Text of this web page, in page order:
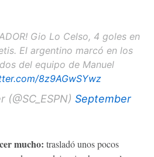
Gio Lo Celso, 4 goles en
El argentino marcó en los
del equipo de Manuel
8z9AGwSYwz
September
mucho: trasladó unos pocos